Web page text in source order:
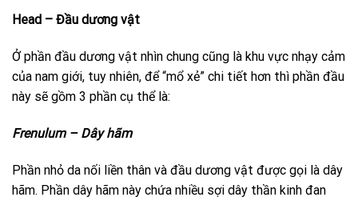
Head – Đầu dương vật
Ở phần đầu dương vật nhìn chung cũng là khu vực nhạy cảm
của nam giới, tuy nhiên, để “mổ xẻ” chi tiết hơn thì phần đầu
này sẽ gồm 3 phần cụ thể là:
Frenulum – Dây hãm
Phần nhỏ da nối liền thân và đầu dương vật được gọi là dây
hãm. Phần dây hãm này chứa nhiều sợi dây thần kinh đan